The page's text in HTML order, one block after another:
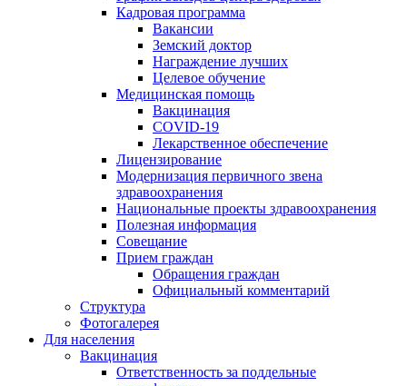
Кадровая программа
Вакансии
Земский доктор
Награждение лучших
Целевое обучение
Медицинская помощь
Вакцинация
COVID-19
Лекарственное обеспечение
Лицензирование
Модернизация первичного звена
здравоохранения
Национальные проекты здравоохранения
Полезная информация
Совещание
Прием граждан
Обращения граждан
Официальный комментарий
Структура
Фотогалерея
Для населения
Вакцинация
Ответственность за поддельные